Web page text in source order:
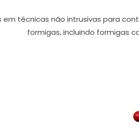
em técnicas não intrusivas para
formigas, incluindo formigas